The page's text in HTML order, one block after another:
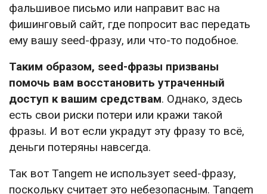
фальшивое письмо или направит вас на
фишинговый сайт, где попросит вас передать
ему вашу seed-фразу, или что-то подобное.
Таким образом, seed-фразы призваны
помочь вам восстановить утраченный
доступ к вашим средствам. Однако, здесь
есть свои риски потери или кражи такой
фразы. И вот если украдут эту фразу то всё,
деньги потеряны навсегда.
Так вот Tangem не использует seed-фразу,
поскольку считает это небезопасным. Tangem